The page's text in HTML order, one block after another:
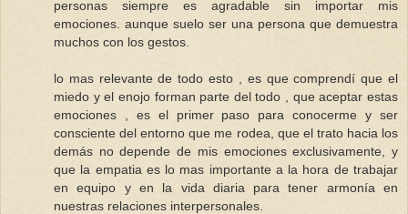
personas siempre es agradable sin importar mis
emociones. aunque suelo ser una persona que demuestra
muchos con los gestos.
lo mas relevante de todo esto , es que comprendí que el
miedo y el enojo forman parte del todo , que aceptar estas
emociones , es el primer paso para conocerme y ser
consciente del entorno que me rodea, que el trato hacia los
demás no depende de mis emociones exclusivamente, y
que la empatia es lo mas importante a la hora de trabajar
en equipo y en la vida diaria para tener armonía en
nuestras relaciones interpersonales.